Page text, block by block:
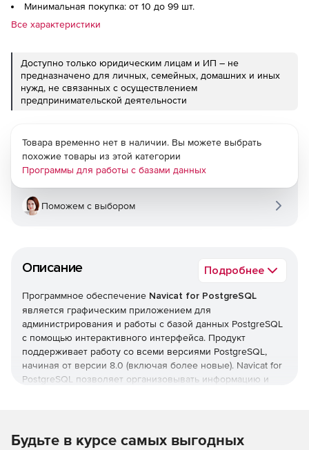
Минимальная покупка: от 10 до 99 шт.
Все характеристики
Доступно только юридическим лицам и ИП – не
предназначено для личных, семейных, домашних и иных
нужд, не связанных с осуществлением
предпринимательской деятельности
Описание Подробнее
Программное обеспечение Navicat for PostgreSQL
является графическим приложением для
администрирования и работы с базой данных PostgreSQL
с помощью интерактивного интерфейса. Продукт
поддерживает работу со всеми версиями PostgreSQL,
начиная от версии 8.0 (включая более новые). Navicat for
PostgreSQL позволяет организовывать информацию и
Товара временно нет в наличии. Вы можете выбрать
похожие товары из этой категории
Программы для работы с базами данных
Поможем с выбором
Будьте в курсе самых выгодных